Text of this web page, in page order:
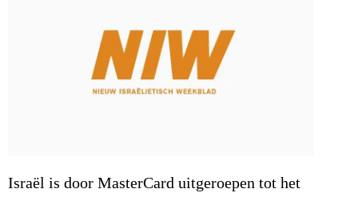
Israël is door MasterCard uitgeroepen tot het